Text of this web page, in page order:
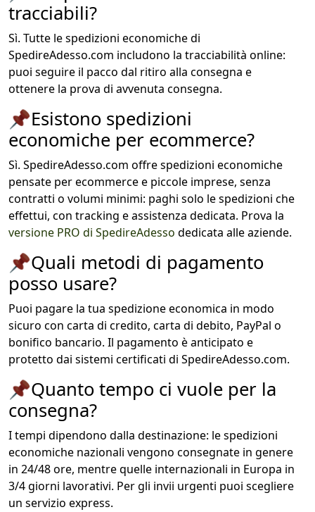
tracciabili?
Sì. Tutte le spedizioni economiche di
SpedireAdesso.com includono la tracciabilità online:
puoi seguire il pacco dal ritiro alla consegna e
ottenere la prova di avvenuta consegna.
📌Esistono spedizioni
economiche per ecommerce?
Sì. SpedireAdesso.com offre spedizioni economiche
pensate per ecommerce e piccole imprese, senza
contratti o volumi minimi: paghi solo le spedizioni che
effettui, con tracking e assistenza dedicata. Prova la
versione PRO di SpedireAdesso dedicata alle aziende.
📌Quali metodi di pagamento
posso usare?
Puoi pagare la tua spedizione economica in modo
sicuro con carta di credito, carta di debito, PayPal o
bonifico bancario. Il pagamento è anticipato e
protetto dai sistemi certificati di SpedireAdesso.com.
📌Quanto tempo ci vuole per la
consegna?
I tempi dipendono dalla destinazione: le spedizioni
economiche nazionali vengono consegnate in genere
in 24/48 ore, mentre quelle internazionali in Europa in
3/4 giorni lavorativi. Per gli invii urgenti puoi scegliere
un servizio express.